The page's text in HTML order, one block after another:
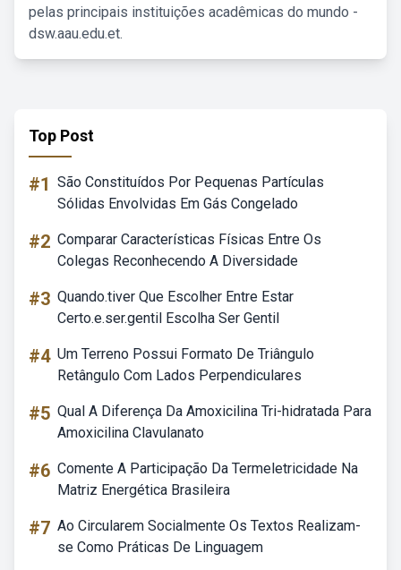
pelas principais instituições acadêmicas do mundo -
dsw.aau.edu.et.
Top Post
#1 São Constituídos Por Pequenas Partículas
Sólidas Envolvidas Em Gás Congelado
#2 Comparar Características Físicas Entre Os
Colegas Reconhecendo A Diversidade
#3 Quando.tiver Que Escolher Entre Estar
Certo.e.ser.gentil Escolha Ser Gentil
#4 Um Terreno Possui Formato De Triângulo
Retângulo Com Lados Perpendiculares
#5 Qual A Diferença Da Amoxicilina Tri-hidratada Para
Amoxicilina Clavulanato
#6 Comente A Participação Da Termeletricidade Na
Matriz Energética Brasileira
#7 Ao Circularem Socialmente Os Textos Realizam-
se Como Práticas De Linguagem